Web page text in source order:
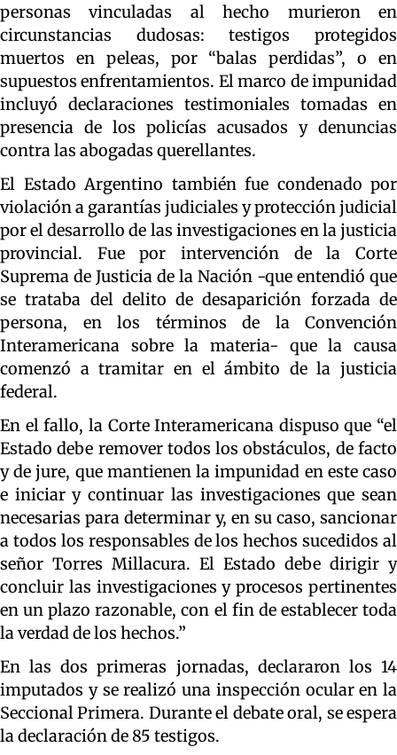
personas vinculadas al hecho murieron en
circunstancias dudosas: testigos protegidos
muertos en peleas, por “balas perdidas”, o en
supuestos enfrentamientos. El marco de impunidad
incluyó declaraciones testimoniales tomadas en
presencia de los policías acusados y denuncias
contra las abogadas querellantes.
El Estado Argentino también fue condenado por
violación a garantías judiciales y protección judicial
por el desarrollo de las investigaciones en la justicia
provincial. Fue por intervención de la Corte
Suprema de Justicia de la Nación -que entendió que
se trataba del delito de desaparición forzada de
persona, en los términos de la Convención
Interamericana sobre la materia- que la causa
comenzó a tramitar en el ámbito de la justicia
federal.
En el fallo, la Corte Interamericana dispuso que “el
Estado debe remover todos los obstáculos, de facto
y de jure, que mantienen la impunidad en este caso
e iniciar y continuar las investigaciones que sean
necesarias para determinar y, en su caso, sancionar
a todos los responsables de los hechos sucedidos al
señor Torres Millacura. El Estado debe dirigir y
concluir las investigaciones y procesos pertinentes
en un plazo razonable, con el fin de establecer toda
la verdad de los hechos.”
En las dos primeras jornadas, declararon los 14
imputados y se realizó una inspección ocular en la
Seccional Primera. Durante el debate oral, se espera
la declaración de 85 testigos.